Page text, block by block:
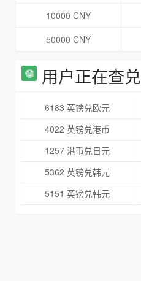
10000 CNY
50000 CNY
用户正在查兑
6183 英镑兑欧元
4022 英镑兑港币
1257 港币兑日元
5362 英镑兑韩元
5151 英镑兑韩元